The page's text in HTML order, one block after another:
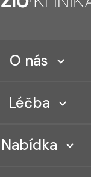
O nás
Léčba
Nabídka